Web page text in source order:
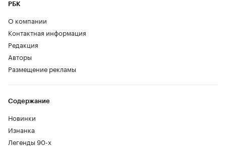
РБК
О компании
Контактная информация
Редакция
Авторы
Размещение рекламы
Содержание
Новинки
Изнанка
Легенды 90-х